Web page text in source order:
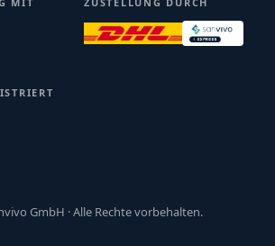
GmbH · Alle Rechte vorbehalten.